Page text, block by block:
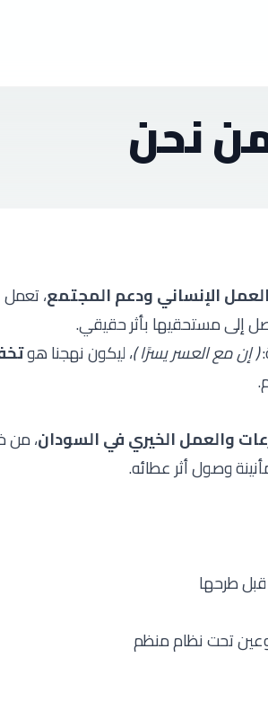
نحن
العمل الإنساني ودعم المجتمع،
إلى مستحقيها بأثر حقيقي.
﴿ إن مع العسر يسرًا ﴾، ليكون نهجنا هو
والعمل الخيري في السودان، من
وصول أثر عطائه.
طرحها
تحت نظام منظم